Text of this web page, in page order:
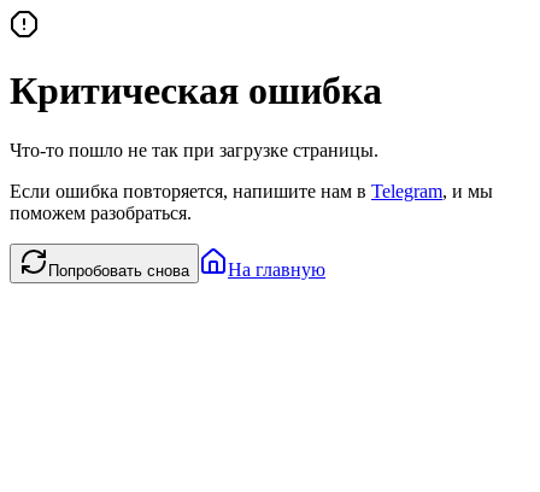
Критическая ошибка
Что-то пошло не так при загрузке страницы.
Если ошибка повторяется, напишите нам в Telegram, и мы
поможем разобраться.
Попробовать снова На главную